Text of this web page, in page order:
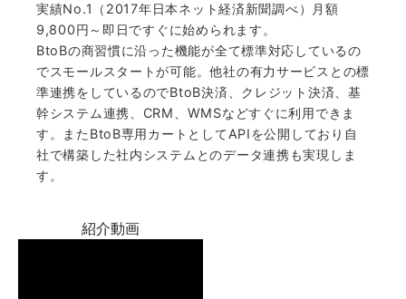
実績No.1（2017年日本ネット経済新聞調べ）月額
9,800円～即日ですぐに始められます。
BtoBの商習慣に沿った機能が全て標準対応しているの
でスモールスタートが可能。他社の有力サービスとの標
準連携をしているのでBtoB決済、クレジット決済、基
幹システム連携、CRM、WMSなどすぐに利用できま
す。またBtoB専用カートとしてAPIを公開しており自
社で構築した社内システムとのデータ連携も実現しま
す。
紹介動画